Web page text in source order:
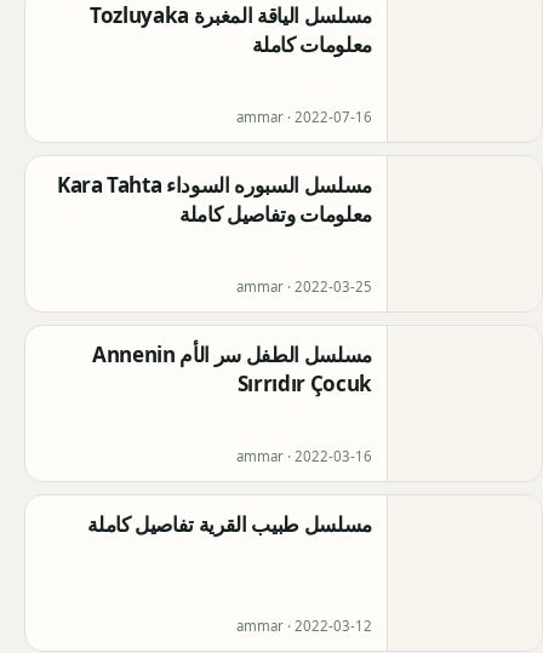
مسلسل الياقة المغبرة Tozluyaka
معلومات كاملة
ammar · 2022-07-16
مسلسل السبوره السوداء Kara Tahta
معلومات وتفاصيل كاملة
ammar · 2022-03-25
مسلسل الطفل سر الأم Annenin
Sırrıdır Çocuk
ammar · 2022-03-16
مسلسل طبيب القرية تفاصيل كاملة
ammar · 2022-03-12